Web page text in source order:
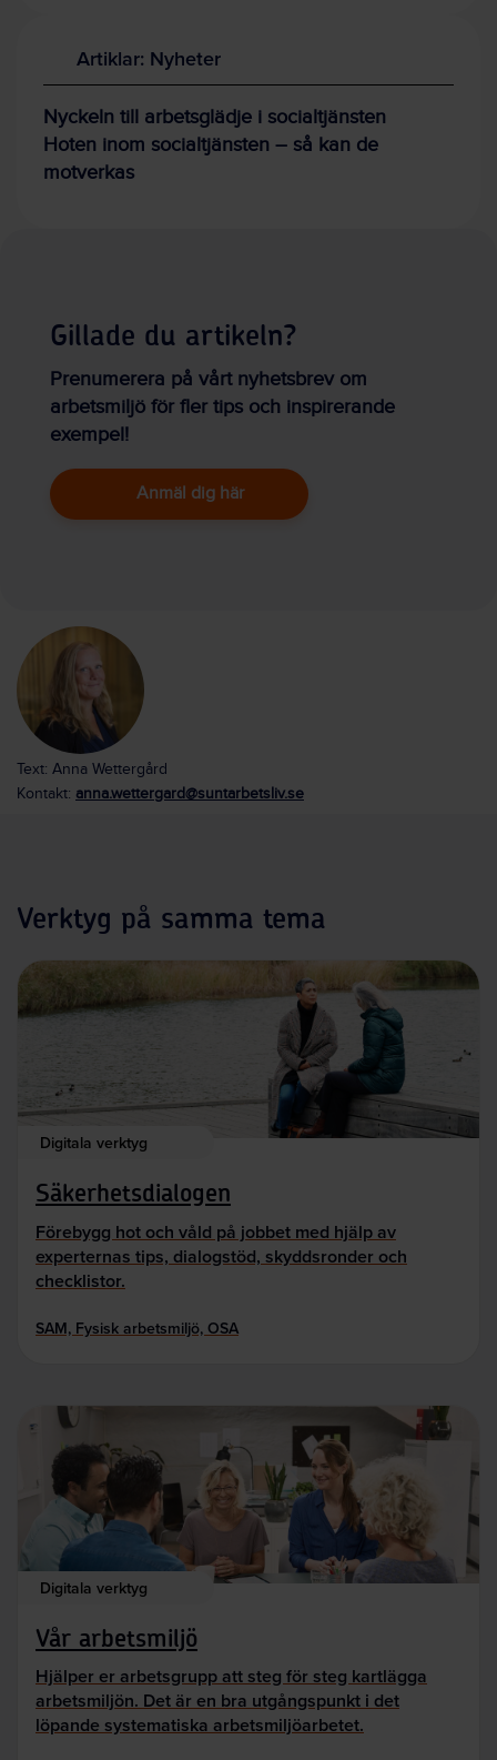
Artiklar: Nyheter
Nyckeln till arbetsglädje i socialtjänsten
Hoten inom socialtjänsten – så kan de
motverkas
Gillade du artikeln?
Prenumerera på vårt nyhetsbrev om
arbetsmiljö för fler tips och inspirerande
exempel!
Anmäl dig här
Text: Anna Wettergård
Kontakt: anna.wettergard@suntarbetsliv.se
Verktyg på samma tema
Digitala verktyg
Säkerhetsdialogen
Förebygg hot och våld på jobbet med hjälp av
experternas tips, dialogstöd, skyddsronder och
checklistor.
SAM, Fysisk arbetsmiljö, OSA
Digitala verktyg
Vår arbetsmiljö
Hjälper er arbetsgrupp att steg för steg kartlägga
arbetsmiljön. Det är en bra utgångspunkt i det
löpande systematiska arbetsmiljöarbetet.